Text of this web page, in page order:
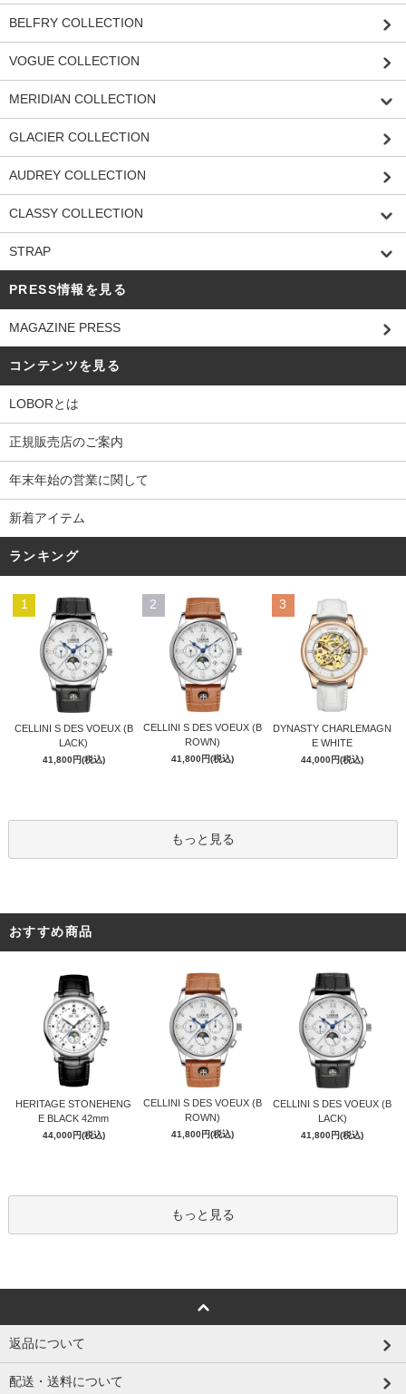
BELFRY COLLECTION
VOGUE COLLECTION
MERIDIAN COLLECTION
GLACIER COLLECTION
AUDREY COLLECTION
CLASSY COLLECTION
STRAP
PRESS情報を見る
MAGAZINE PRESS
コンテンツを見る
LOBORとは
正規販売店のご案内
年末年始の営業に関して
新着アイテム
ランキング
1
CELLINI S DES VOEUX (B
LACK)
41,800円(税込)
2
CELLINI S DES VOEUX (B
ROWN)
41,800円(税込)
3
DYNASTY CHARLEMAGN
E WHITE
44,000円(税込)
もっと見る
おすすめ商品
HERITAGE STONEHENG
E BLACK 42mm
44,000円(税込)
CELLINI S DES VOEUX (B
ROWN)
41,800円(税込)
CELLINI S DES VOEUX (B
LACK)
41,800円(税込)
もっと見る
返品について
配送・送料について